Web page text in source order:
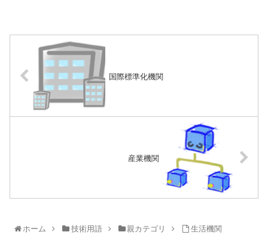
国際標準化機関
産業機関
ホーム 技術用語 親カテゴリ 生活機関